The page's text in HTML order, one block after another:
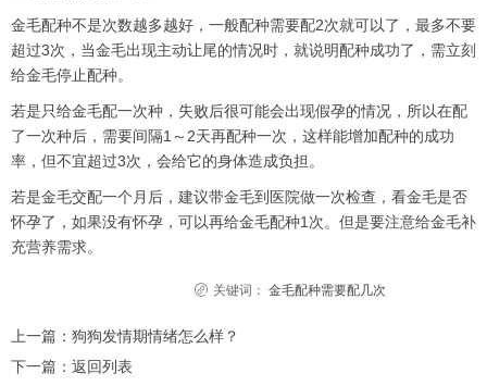
金毛配种不是次数越多越好，一般配种需要配2次就可以了，最多不要
超过3次，当金毛出现主动让尾的情况时，就说明配种成功了，需立刻
给金毛停止配种。
若是只给金毛配一次种，失败后很可能会出现假孕的情况，所以在配
了一次种后，需要间隔1～2天再配种一次，这样能增加配种的成功
率，但不宜超过3次，会给它的身体造成负担。
若是金毛交配一个月后，建议带金毛到医院做一次检查，看金毛是否
怀孕了，如果没有怀孕，可以再给金毛配种1次。但是要注意给金毛补
充营养需求。
关键词： 金毛配种需要配几次
上一篇： 狗狗发情期情绪怎么样？
下一篇： 返回列表